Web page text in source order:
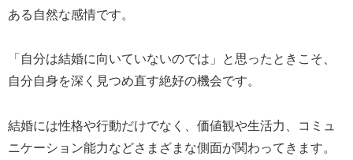
ある自然な感情です。
「自分は結婚に向いていないのでは」と思ったときこそ、
自分自身を深く見つめ直す絶好の機会です。
結婚には性格や行動だけでなく、価値観や生活力、コミュ
ニケーション能力などさまざまな側面が関わってきます。